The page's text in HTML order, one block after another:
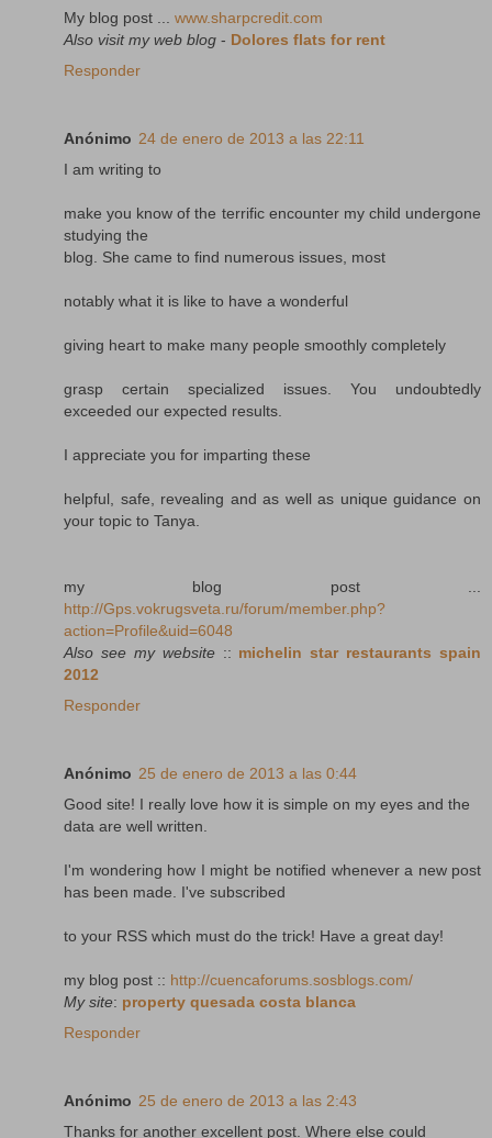
My blog post ... www.sharpcredit.com
Also visit my web blog - Dolores flats for rent
Responder
Anónimo 24 de enero de 2013 a las 22:11
I am writing to
make you know of the terrific encounter my child undergone
studying the
blog. She came to find numerous issues, most
notably what it is like to have a wonderful
giving heart to make many people smoothly completely
grasp certain specialized issues. You undoubtedly
exceeded our expected results.
I appreciate you for imparting these
helpful, safe, revealing and as well as unique guidance on
your topic to Tanya.
my blog post ...
http://Gps.vokrugsveta.ru/forum/member.php?
action=Profile&uid=6048
Also see my website:: michelin star restaurants spain
2012
Responder
Anónimo 25 de enero de 2013 a las 0:44
Good site! I really love how it is simple on my eyes and the
data are well written.
I'm wondering how I might be notified whenever a new post
has been made. I've subscribed
to your RSS which must do the trick! Have a great day!
my blog post :: http://cuencaforums.sosblogs.com/
My site: property quesada costa blanca
Responder
Anónimo 25 de enero de 2013 a las 2:43
Thanks for another excellent post. Where else could